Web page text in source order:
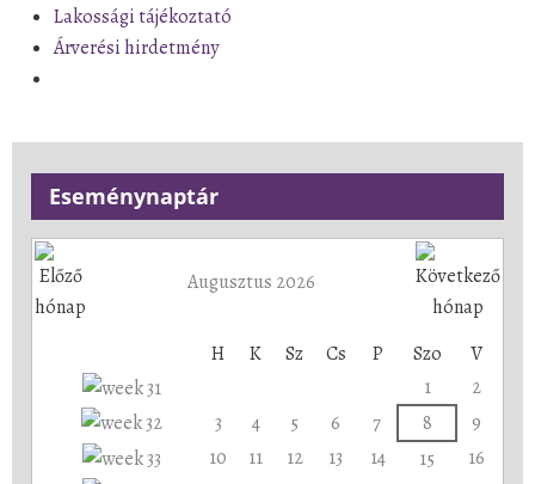
Lakossági tájékoztató
Árverési hirdetmény
Eseménynaptár
Augusztus 2026
H K Sz Cs P Szo
V
1
2
3
4 5 6 7 8
9
10
11 12 13 14 15
16